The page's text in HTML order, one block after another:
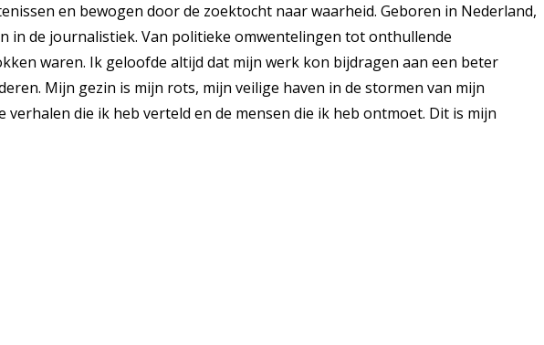
en bewogen door de zoektocht naar waarheid. Geboren in Nederland,
in de journalistiek. Van politieke omwentelingen tot onthullende
waren. Ik geloofde altijd dat mijn werk kon bijdragen aan een beter
Mijn gezin is mijn rots, mijn veilige haven in de stormen van mijn
die ik heb verteld en de mensen die ik heb ontmoet. Dit is mijn